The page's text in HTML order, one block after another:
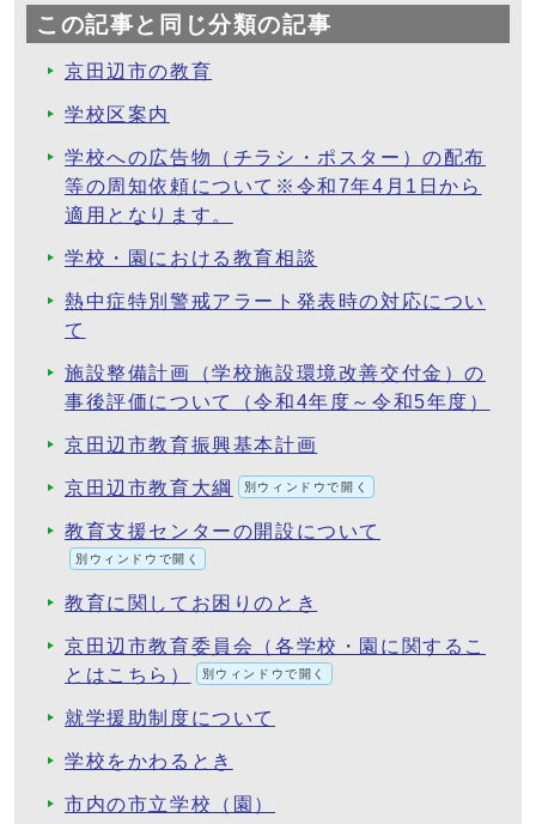
この記事と同じ分類の記事
京田辺市の教育
学校区案内
学校への広告物（チラシ・ポスター）の配布
等の周知依頼について※令和7年4月1日から
適用となります。
学校・園における教育相談
熱中症特別警戒アラート発表時の対応につい
て
施設整備計画（学校施設環境改善交付金）の
事後評価について（令和4年度～令和5年度）
京田辺市教育振興基本計画
京田辺市教育大綱 別ウィンドウで開く
教育支援センターの開設について
別ウィンドウで開く
教育に関してお困りのとき
京田辺市教育委員会（各学校・園に関するこ
とはこちら）
別ウィンドウで開く
就学援助制度について
学校をかわるとき
市内の市立学校（園）